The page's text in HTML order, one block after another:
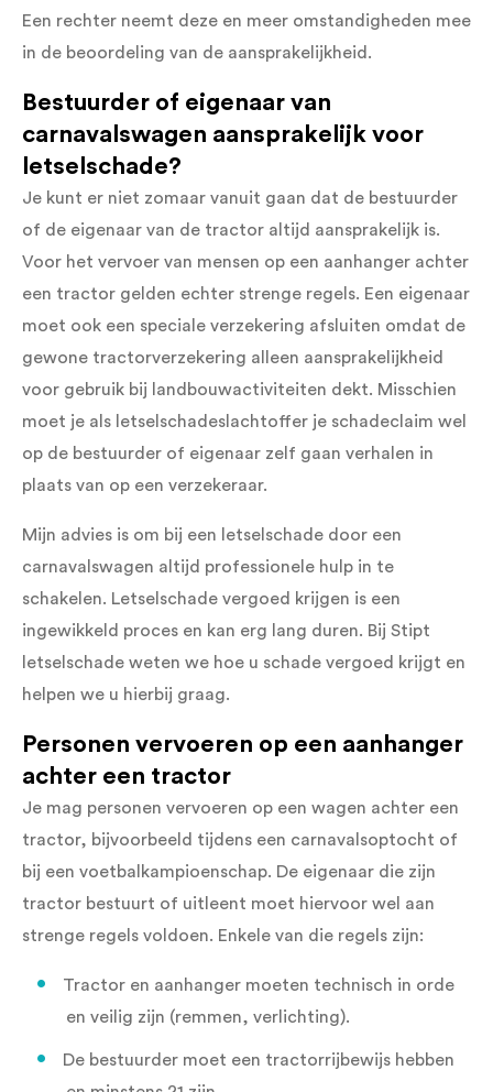
Een rechter neemt deze en meer omstandigheden mee
in de beoordeling van de aansprakelijkheid.
Bestuurder of eigenaar van
carnavalswagen aansprakelijk voor
letselschade?
Je kunt er niet zomaar vanuit gaan dat de bestuurder
of de eigenaar van de tractor altijd aansprakelijk is.
Voor het vervoer van mensen op een aanhanger achter
een tractor gelden echter strenge regels. Een eigenaar
moet ook een speciale verzekering afsluiten omdat de
gewone tractorverzekering alleen aansprakelijkheid
voor gebruik bij landbouwactiviteiten dekt. Misschien
moet je als letselschadeslachtoffer je schadeclaim wel
op de bestuurder of eigenaar zelf gaan verhalen in
plaats van op een verzekeraar.
Mijn advies is om bij een letselschade door een
carnavalswagen altijd professionele hulp in te
schakelen. Letselschade vergoed krijgen is een
ingewikkeld proces en kan erg lang duren. Bij Stipt
letselschade weten we hoe u schade vergoed krijgt en
helpen we u hierbij graag.
Personen vervoeren op een aanhanger
achter een tractor
Je mag personen vervoeren op een wagen achter een
tractor, bijvoorbeeld tijdens een carnavalsoptocht of
bij een voetbalkampioenschap. De eigenaar die zijn
tractor bestuurt of uitleent moet hiervoor wel aan
strenge regels voldoen. Enkele van die regels zijn:
Tractor en aanhanger moeten technisch in orde
en veilig zijn (remmen, verlichting).
De bestuurder moet een tractorrijbewijs hebben